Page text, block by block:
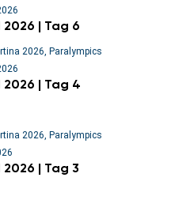
| Tag 6
2026, Paralympics
| Tag 4
2026 Paralympics
| Tag 3